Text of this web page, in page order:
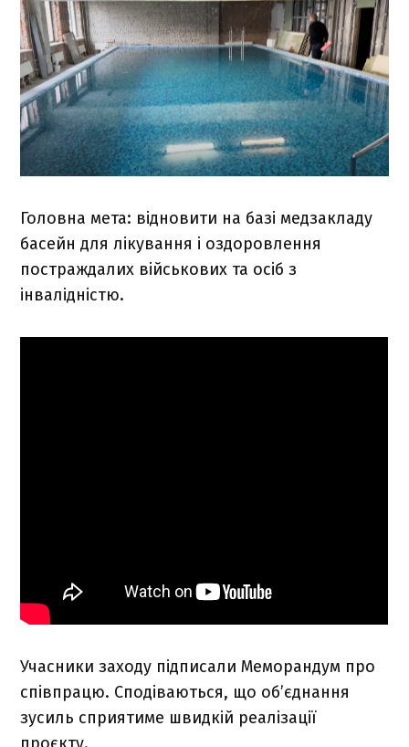
Головна мета: відновити на базі медзакладу
басейн для лікування і оздоровлення
постраждалих військових та осіб з
інвалідністю.
Учасники заходу підписали Меморандум про
співпрацю. Сподіваються, що об’єднання
зусиль сприятиме швидкій реалізації